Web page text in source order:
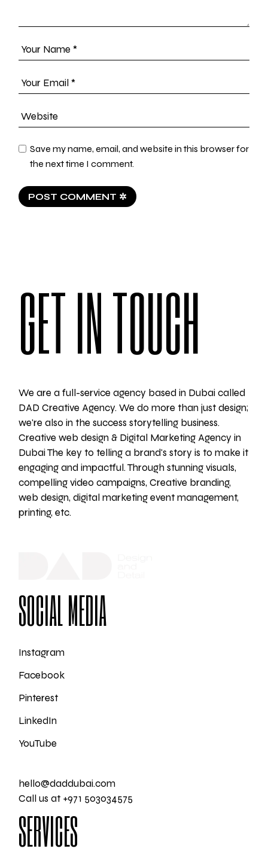
Save my name, email, and website in this browser for
the next time I comment.
POST COMMENT ✲
GET IN TOUCH
We are a full-service agency based in Dubai called
DAD Creative Agency. We do more than just design;
we're also in the success storytelling business.
Creative web design & Digital Marketing Agency in
Dubai The key to telling a brand's story is to make it
engaging and impactful. Through stunning visuals,
compelling video campaigns, Creative branding,
web design, digital marketing event management,
printing, etc.
SOCIAL MEDIA
Instagram
Facebook
Pinterest
LinkedIn
YouTube
hello@daddubai.com
Call us at +971 503034575
SERVICES